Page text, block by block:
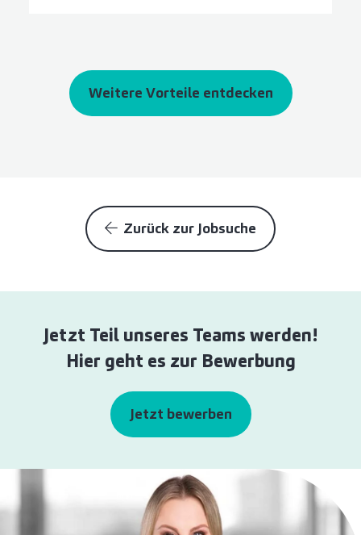
Weitere Vorteile entdecken
Zurück zur Jobsuche
Jetzt Teil unseres Teams werden!
Hier geht es zur Bewerbung
Jetzt bewerben